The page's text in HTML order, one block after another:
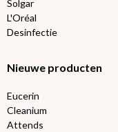
Solgar
L'Oréal
Desinfectie
Nieuwe producten
Eucerin
Cleanium
Attends